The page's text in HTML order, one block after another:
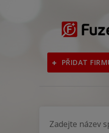
PŘIDAT